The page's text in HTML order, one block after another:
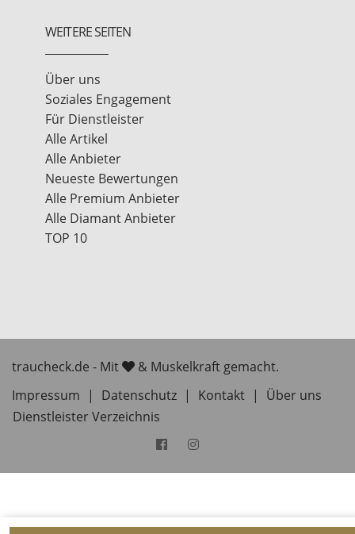
WEITERE SEITEN
Über uns
Soziales Engagement
Für Dienstleister
Alle Artikel
Alle Anbieter
Neueste Bewertungen
Alle Premium Anbieter
Alle Diamant Anbieter
TOP 10
traucheck.de - Mit
& Muskelkraft gemacht.
Impressum
| Datenschutz | Kontakt |
Über uns
Dienstleister Verzeichnis